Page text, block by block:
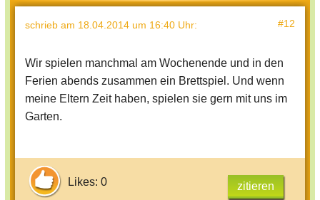
schrieb am 18.04.2014 um 16:40 Uhr: #12
Wir spielen manchmal am Wochenende und in den
Ferien abends zusammen ein Brettspiel. Und wenn
meine Eltern Zeit haben, spielen sie gern mit uns im
Garten.
Likes: 0 zitieren